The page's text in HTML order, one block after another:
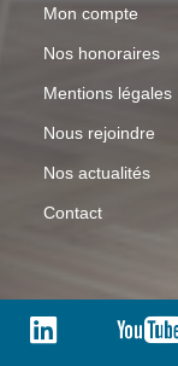
Mon compte
Nos honoraires
Mentions légales
Nous rejoindre
Nos actualités
Contact